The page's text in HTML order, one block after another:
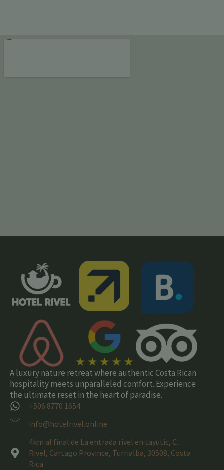
A luxury nature retreat where authentic Costa Rican
hospitality meets unparalleled comfort. Experience
the ultimate reset in the heart of paradise.
+506 8770 1654
info@hotelrivel.online
4km al final de La entrada rivel en tayutic, C.
Rivel, Cartago Province, Turrialba, 30508, Costa
Rica